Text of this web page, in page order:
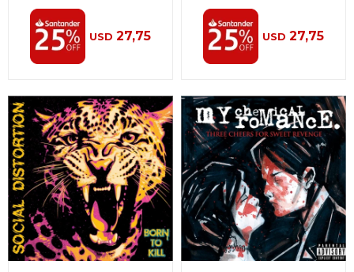
USD 27,75 USD 27,75